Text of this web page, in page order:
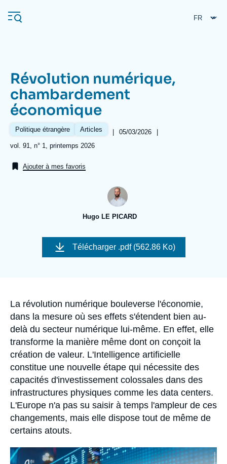
au
contenu
Navigation
principale
L'Ifri
Analyses
Nous soutenir
Révolution numérique,
chambardement
économique
Politique étrangère Articles |
Date
05/03/2026
|
Références
vol. 91, n° 1, printemps 2026
Ajouter à mes favoris
Hugo LE PICARD
Image
couverture
Télécharger .pdf (562.86 Ko)
Accroche
La révolution numérique bouleverse l'économie,
dans la mesure où ses effets s'étendent bien au-
delà du secteur numérique lui-même. En effet, elle
transforme la manière même dont on conçoit la
création de valeur. L'Intelligence artificielle
constitue une nouvelle étape qui nécessite des
capacités d'investissement colossales dans des
infrastructures physiques comme les data centers.
L'Europe n'a pas su saisir à temps l'ampleur de ces
changements, mais elle dispose tout de même de
certains atouts.
Image
principale